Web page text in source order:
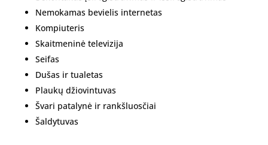
Nemokamas bevielis internetas
Kompiuteris
Skaitmeninė televizija
Seifas
Dušas ir tualetas
Plaukų džiovintuvas
Švari patalynė ir rankšluosčiai
Šaldytuvas